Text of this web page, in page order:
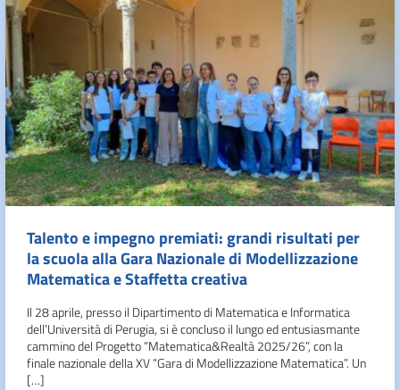
Talento e impegno premiati: grandi risultati per
la scuola alla Gara Nazionale di Modellizzazione
Matematica e Staffetta creativa
Il 28 aprile, presso il Dipartimento di Matematica e Informatica
dell’Università di Perugia, si è concluso il lungo ed entusiasmante
cammino del Progetto “Matematica&Realtà 2025/26”, con la
finale nazionale della XV “Gara di Modellizzazione Matematica”. Un
[…]